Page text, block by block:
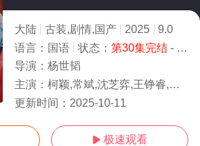
大陆 古装,剧情,国产 2025
9.0
语言： 国语 状态： 第30集完结- 免费在线观看
导演： 杨世韬
主演： 柯颖,常斌,沈芝弈,王铮睿,辜芷芸,冷恋柔,郝泽嘉
更新时间： 2025-10-11
 极速观看